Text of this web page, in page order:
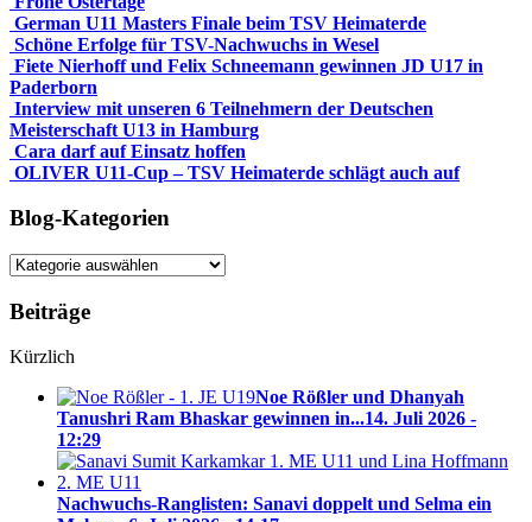
German U11 Masters Finale beim TSV Heimaterde
Schöne Erfolge für TSV-Nachwuchs in Wesel
Fiete Nierhoff und Felix Schneemann gewinnen JD U17 in
Paderborn
Interview mit unseren 6 Teilnehmern der Deutschen
Meisterschaft U13 in Hamburg
Cara darf auf Einsatz hoffen
OLIVER U11-Cup – TSV Heimaterde schlägt auch auf
Blog-Kategorien
Blog-
Beiträge
Kürzlich
Noe Rößler und Dhanyah
Tanushri Ram Bhaskar gewinnen in...14. Juli 2026 -
12:29
Nachwuchs-Ranglisten: Sanavi doppelt und Selma ein